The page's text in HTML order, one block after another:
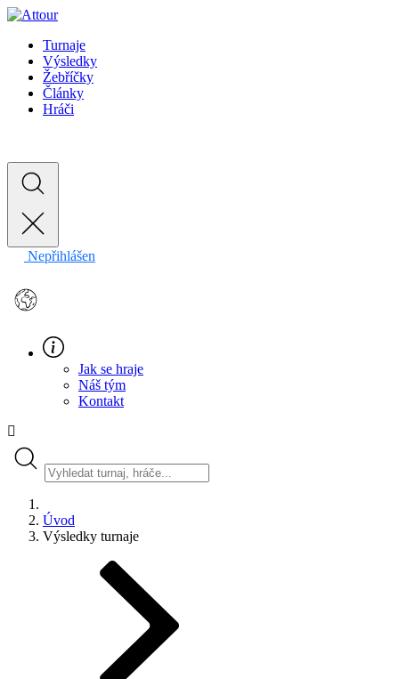
Turnaje
Výsledky
Žebříčky
Články
Hráči
Nepřihlášen
Jak se hraje
Náš tým
Kontakt
Úvod
Výsledky turnaje